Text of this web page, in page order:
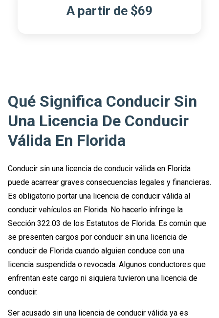
A partir de $69
Qué Significa Conducir Sin
Una Licencia De Conducir
Válida En Florida
Conducir sin una licencia de conducir válida en Florida
puede acarrear graves consecuencias legales y financieras.
Es obligatorio portar una licencia de conducir válida al
conducir vehículos en Florida. No hacerlo infringe la
Sección 322.03 de los Estatutos de Florida. Es común que
se presenten cargos por conducir sin una licencia de
conducir de Florida cuando alguien conduce con una
licencia suspendida o revocada. Algunos conductores que
enfrentan este cargo ni siquiera tuvieron una licencia de
conducir.
Ser acusado sin una licencia de conducir válida ya es